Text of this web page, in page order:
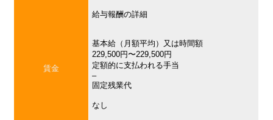
賃金
給与報酬の詳細
基本給（月額平均）又は時間額
229,500円〜229,500円
定額的に支払われる手当
–
固定残業代
なし